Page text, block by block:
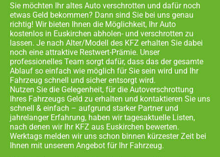
Sie möchten Ihr altes Auto verschrotten und dafür noch
etwas Geld bekommen? Dann sind Sie bei uns genau
richtig! Wir bieten Ihnen die Möglichkeit, Ihr Auto
kostenlos in Euskirchen abholen- und verschrotten zu
lassen. Je nach Alter/Modell des KFZ erhalten Sie dabei
noch eine attraktive Restwert-Prämie. Unser
professionelles Team sorgt dafür, dass das der gesamte
Ablauf so einfach wie möglich für Sie sein wird und Ihr
Fahrzeug schnell und sicher entsorgt wird.
Nutzen Sie die Gelegenheit, für die Autoverschrottung
Ihres Fahrzeugs Geld zu erhalten und kontaktieren Sie uns
schnell & einfach – aufgrund starker Partner und
jahrelanger Erfahrung, haben wir tagesaktuelle Listen,
nach denen wir Ihr KFZ aus Euskirchen bewerten.
Werktags melden wir uns schon binnen kürzester Zeit bei
Ihnen mit unserem Angebot für Ihr Fahrzeug.